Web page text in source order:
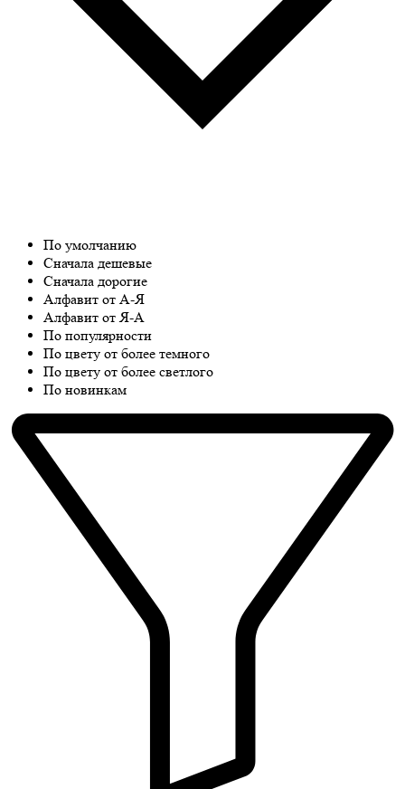
По умолчанию
Сначала дешевые
Сначала дорогие
Алфавит от А-Я
Алфавит от Я-А
По популярности
По цвету от более темного
По цвету от более светлого
По новинкам